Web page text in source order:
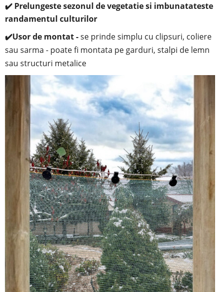
✔️ Prelungeste sezonul de vegetatie si imbunatateste
randamentul culturilor
✔️Usor de montat -se prinde simplu cu clipsuri, coliere
sau sarma - poate fi montata pe garduri, stalpi de lemn
sau structuri metalice